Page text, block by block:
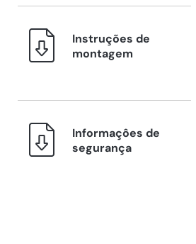
Instruções de
montagem
Informaçôes de
segurança